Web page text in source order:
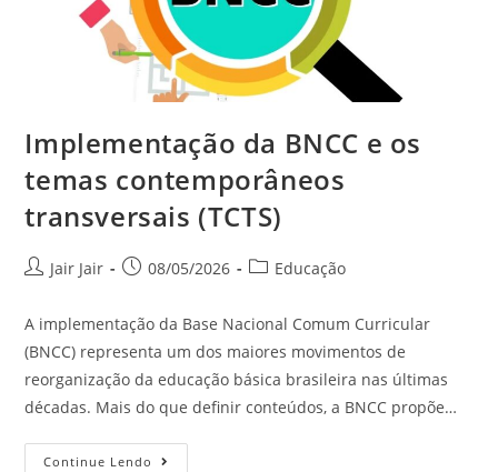
Implementação da BNCC e os
temas contemporâneos
transversais (TCTS)
Jair Jair 08/05/2026 Educação
A implementação da Base Nacional Comum Curricular
(BNCC) representa um dos maiores movimentos de
reorganização da educação básica brasileira nas últimas
décadas. Mais do que definir conteúdos, a BNCC propõe…
Continue Lendo